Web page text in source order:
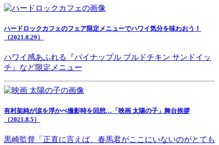
ハードロックカフェのフェア限定メニューでハワイ気分を味わおう！
（2021.8.29）
ハワイ感あふれる『パイナップル プルドチキン サンドイッ
チ』など限定メニュー
有村架純が涙を浮かべ撮影時を回想…「映画 太陽の子」舞台挨拶
（2021.8.5）
黒崎監督「正直に言えば、春馬君がここにいないのがとても